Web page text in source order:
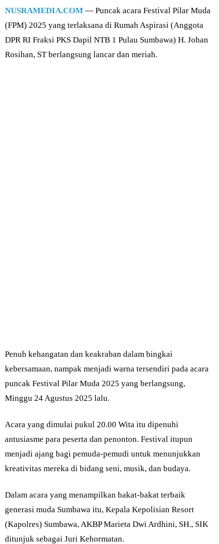
NUSRAMEDIA.COM — Puncak acara Festival Pilar Muda
(FPM) 2025 yang terlaksana di Rumah Aspirasi (Anggota
DPR RI Fraksi PKS Dapil NTB 1 Pulau Sumbawa) H. Johan
Rosihan, ST berlangsung lancar dan meriah.
Penuh kehangatan dan keakraban dalam bingkai
kebersamaan, nampak menjadi warna tersendiri pada acara
puncak Festival Pilar Muda 2025 yang berlangsung,
Minggu 24 Agustus 2025 lalu.
Acara yang dimulai pukul 20.00 Wita itu dipenuhi
antusiasme para peserta dan penonton. Festival itupun
menjadi ajang bagi pemuda-pemudi untuk menunjukkan
kreativitas mereka di bidang seni, musik, dan budaya.
Dalam acara yang menampilkan bakat-bakat terbaik
generasi muda Sumbawa itu, Kepala Kepolisian Resort
(Kapolres) Sumbawa, AKBP Marieta Dwi Ardhini, SH., SIK
ditunjuk sebagai Juri Kehormatan.